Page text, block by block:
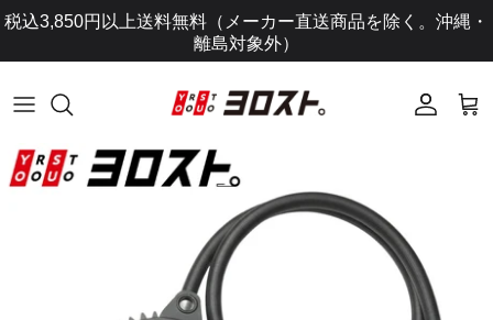
コ
テ
ツ
ス
税込3,850円以上送料無料（メーカー直送商品を除く。沖縄・
離島対象外）